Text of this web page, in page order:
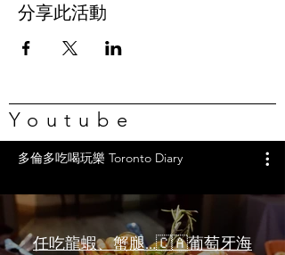
分享此活動
Youtube
多倫多吃喝玩樂 Toronto Diary
任吃龍蝦、蟹腿…🇨🇦葡萄牙海